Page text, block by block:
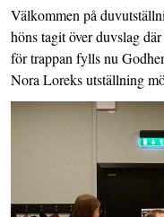
Välkommen på
höns tagit över duvslag
för trappan fylls nu
Nora Loreks utställning